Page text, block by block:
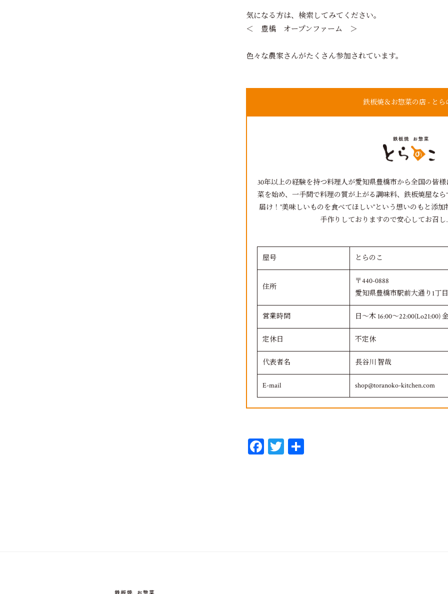
気になる方は、検索してみてください。
＜ 豊橋 オープンファーム ＞
色々な農家さんがたくさん参加されています。
鉄板焼＆お惣菜の店 - とら
30年以上の経験を持つ料理人が愛知県豊橋市から全国の皆
菜を始め、一手間で料理の質が上がる調味料、鉄板焼屋な
届け！”美味しいものを食べてほしい”という想いのもと添
手作りしておりますので安心してお召し
屋号 とらのこ
住所
〒440-0888
愛知県豊橋市駅前大通り1丁
営業時間 日～木 16:00～22:00(Lo21:00)
定休日 不定休
代表者名 長谷川 智哉
E-mail shop@toranoko-kitchen.com
Fa T